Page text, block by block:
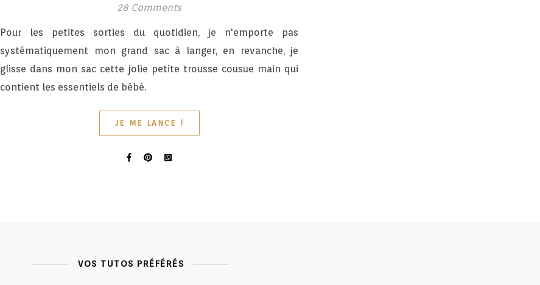
28 Comments
Pour les petites sorties du quotidien, je n'emporte pas
systématiquement mon grand sac à langer, en revanche, je
glisse dans mon sac cette jolie petite trousse cousue main qui
contient les essentiels de bébé.
JE ME LANCE !
VOS TUTOS PRÉFÉRÉS